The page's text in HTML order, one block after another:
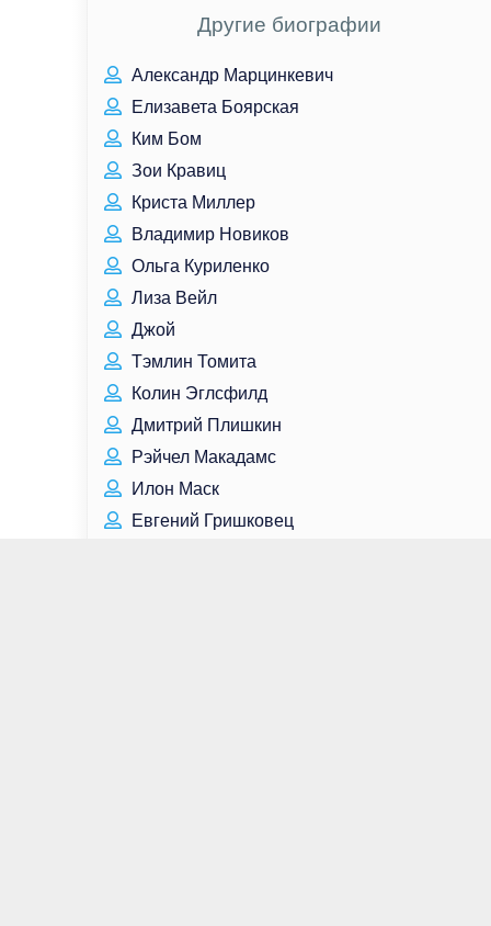
Другие биографии
Александр Марцинкевич
Елизавета Боярская
Ким Бом
Зои Кравиц
Криста Миллер
Владимир Новиков
Ольга Куриленко
Лиза Вейл
Джой
Тэмлин Томита
Колин Эглсфилд
Дмитрий Плишкин
Рэйчел Макадамс
Илон Маск
Евгений Гришковец